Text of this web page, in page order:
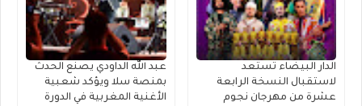
الدار البيضاء تستعد
لاستقبال النسخة الرابعة
عشرة من مهرجان نجوم
عبد الله الداودي يصنع الحدث
بمنصة سلا ويؤكد شعبية
الأغنية المغربية في الدورة